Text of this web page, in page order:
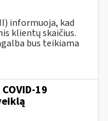
informuoja, kad
klientų skaičius.
bus teikiama
19